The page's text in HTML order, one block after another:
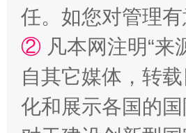
网上购药对药下症？
任。如您对管理
② 凡本网注明“
自其它媒体，转
化和展示各国的